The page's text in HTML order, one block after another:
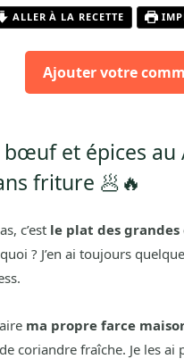
ALLER À LA RECETTE
Ajouter votre
bœuf et épices
friture 🥟🔥
c’est le plat des grandes
? J’en ai toujours
ma propre farce
coriandre fraîche. Je les